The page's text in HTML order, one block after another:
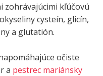
zohrávajúcimi kľúčovú
cysteín, glicín,
a glutatión.
očiste
a pestrec mariánsky